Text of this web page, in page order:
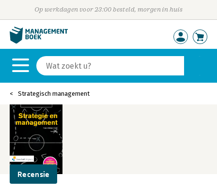
Op werkdagen voor 23:00 besteld, morgen in huis
Strategisch management
Recensie